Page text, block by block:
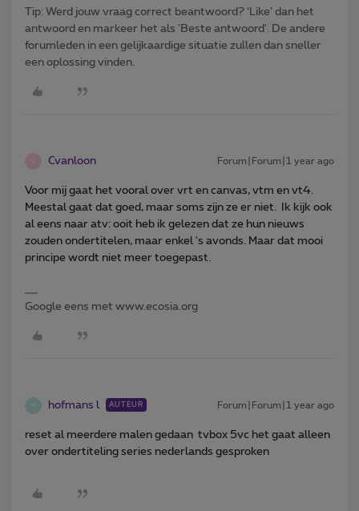
Tip: Werd jouw vraag correct beantwoord? ‘Like’ dan het
antwoord en markeer het als 'Beste antwoord'. De andere
forumleden in een gelijkaardige situatie zullen dan sneller
een oplossing vinden.
Cvanloon Forum|Forum|1 year ago
Voor mij gaat het vooral over vrt en canvas, vtm en vt4.
Meestal gaat dat goed, maar soms zijn ze er niet. Ik kijk ook
al eens naar atv: ooit heb ik gelezen dat ze hun nieuws
zouden ondertitelen, maar enkel 's avonds. Maar dat mooi
principe wordt niet meer toegepast.
Google eens met www.ecosia.org
H hofmans l AUTEUR Forum|Forum|1 year ago
reset al meerdere malen gedaan tvbox 5vc het gaat alleen
over ondertiteling series nederlands gesproken